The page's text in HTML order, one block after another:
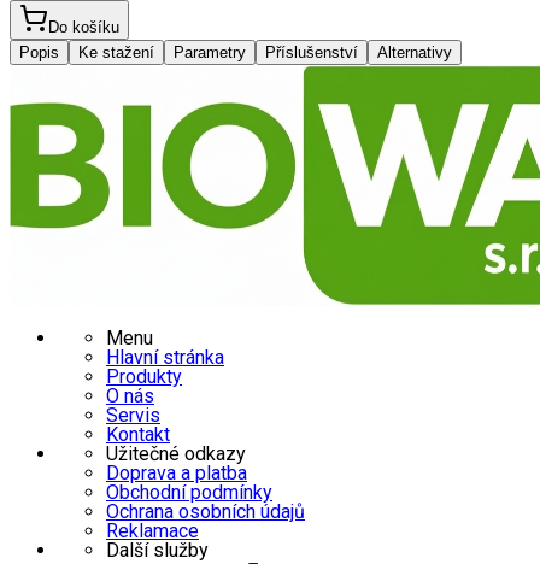
Do košíku
Popis
Ke stažení Parametry Příslušenství Alternativy
Menu
Hlavní stránka
Produkty
O nás
Servis
Kontakt
Užitečné odkazy
Doprava a platba
Obchodní podmínky
Ochrana osobních údajů
Reklamace
Další služby